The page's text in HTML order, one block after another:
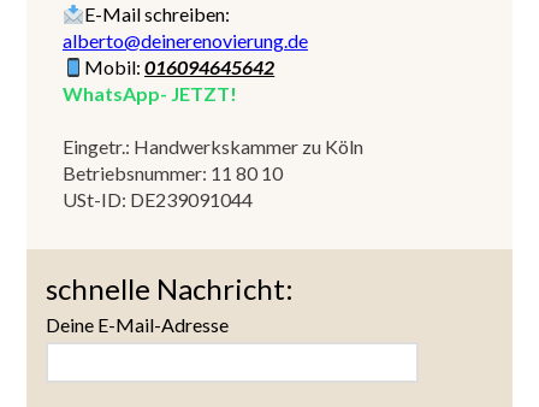
E-Mail schreiben:
alberto@deinerenovierung.de
Mobil:016094645642
WhatsApp- JETZT!
Eingetr.: Handwerkskammer zu Köln
Betriebsnummer: 11 80 10
USt-ID: DE239091044
schnelle Nachricht:
Deine E-Mail-Adresse